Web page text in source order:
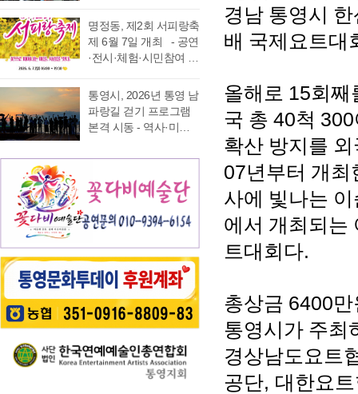
운항이 지속적으로 발
생했으며, 특히 여름철
적발 …
다. 역사와 예술을 만나
고, 그 속에서 통영의 내
일을 그려 보기 위한 작
다. 2026년 7월 17일,
아침 여덟 시. 무전동
열방교회 앞에는 두 대
의 버스가 숨고르기를
를 모집한다. ‘윤이상
동요제’는 통영국제음
악재단이 세계적인 작
악적 유산을 계승하고
자 시작한 사업으로, 어
린이들에게 음악 교육
동요를 보급하기 위해
있다. 윤이상 선생은 현
대음악의 거장으로 널
리 알려져 있지만, 해방
정취가 절정에 이른 6월
20일 통영시 광도면(면
장 노승욱) 광도천 일원
에서는 형형색색의 수
많은 시민과 관광객이
찾은 「광도면 빛길수
국축제」가 성황리에
라 만개한 수국길은 동
심의 세계를 느끼게 하
고 연인은 물론 가족들
과 나들이 나온 이들의
미소함께 발길을 사로
빛, 하늘빛 수국이 어우
러진 산책로는 곳곳이
사진 명소로 변하며 꽃
길을 걷는 이들의 웃음
소리가…
명정동, 제2회 서피랑축
제 6월 7일 개최 - 공연
·전시·체험·시민참여 프
사 마련 명정동주민자
치위원회(위원장 이진
숙)가 주최·주관하는
까지 서피랑공원 일대
에서 개최된다. 이번 축
제는 통영시, 명정동, 명
정동자생단체가 후원하
고 지역 주민과 관광객
이 함께 어울려 서피랑
의 매력을 즐길 수 있는
주민 참여형 축제로 구
성한다는 계획이다. 행
사에서는 길놀이를 시
작으로 충렬초등학교
학생들의 우쿨렐레 발
표공연과 명정동 주민
통영시, 2026년 통영 남
파랑길 걷기 프로그램
본격 시동 - 역사·미식·
영 고유의 차별화된 테
영시는 한려수도의 수
려한 비경과 풍부한 역
사·문화자원을 결합한
해 2026년 통영 남파랑
길 걷기 프로그램을 본
격 운영한다고 밝혔다.
이번 사업은 남파랑길
통영 구간(14~15코스,
력을 널리 알리고 도보
여행 활성화를 도모하
기 위해 추진된다. 통영
경남 통영시
배 국제요트대
올해로 15회째
국 총 40척 300
확산 방지를
07년부터 개
사에 빛나는
에서 개최되는
트대회다.
총상금 6400
통영시가 주최
경상남도요트
공단, 대한요